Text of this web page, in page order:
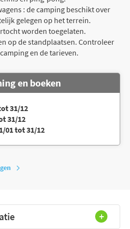
: de camping beschikt over
gelegen op het terrein.
worden toegelaten.
op de standplaatsen. Controleer
en de tarieven.
en boeken
31/12
31/12
01 tot 31/12